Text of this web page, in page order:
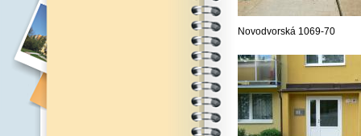
Novodvorská 1069-70